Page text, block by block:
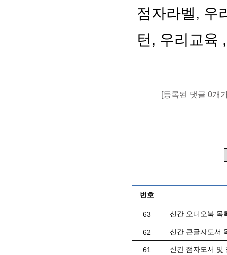
점자라벨, 우
턴, 우리교육
[등록된 댓글 0개
번호
63 신간 오디오북 목
62 신간 큰글자도서
61 신간 점자도서 및